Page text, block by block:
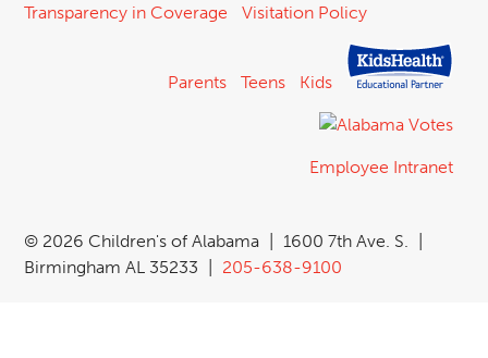
Transparency in Coverage
Visitation Policy
Parents Teens Kids
Employee Intranet
© 2026 Children's of Alabama 1600 7th Ave. S.
Birmingham AL 35233
205-638-9100